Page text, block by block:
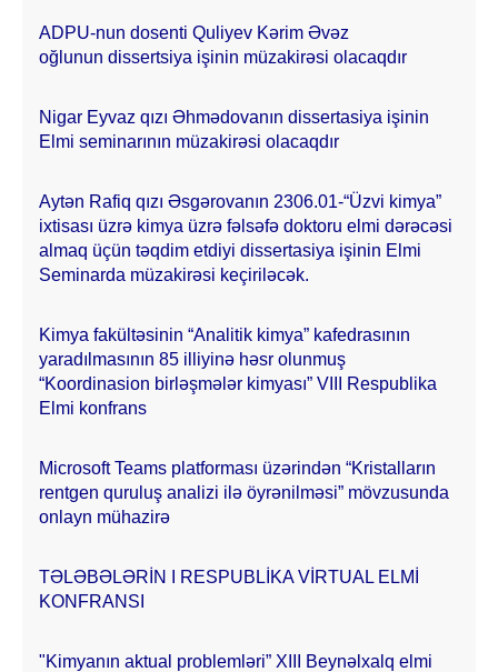
ADPU-nun dosenti Quliyev Kərim Əvəz
oğlunun dissertsiya işinin müzakirəsi olacaqdır
Nigar Eyvaz qızı Əhmədovanın dissertasiya işinin
Elmi seminarının müzakirəsi olacaqdır
Aytən Rafiq qızı Əsgərovanın 2306.01-“Üzvi kimya”
ixtisası üzrə kimya üzrə fəlsəfə doktoru elmi dərəcəsi
almaq üçün təqdim etdiyi dissertasiya işinin Elmi
Seminarda müzakirəsi keçiriləcək.
Kimya fakültəsinin “Analitik kimya” kafedrasının
yaradılmasının 85 illiyinə həsr olunmuş
“Koordinasion birləşmələr kimyası” VIII Respublika
Elmi konfrans
Microsoft Teams platforması üzərindən “Kristalların
rentgen quruluş analizi ilə öyrənilməsi” mövzusunda
onlayn mühazirə
TƏLƏBƏLƏRİN I RESPUBLİKA VİRTUAL ELMİ
KONFRANSI
"Kimyanın aktual problemləri” XIII Beynəlxalq elmi